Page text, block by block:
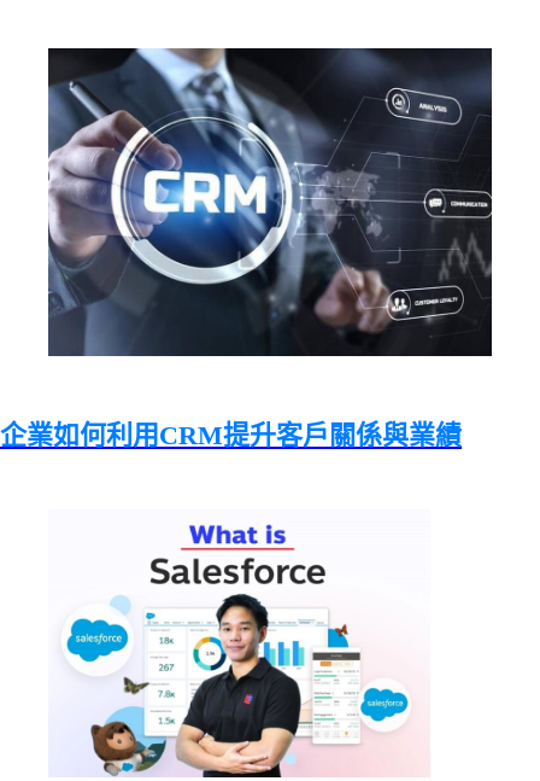
企業如何利用CRM提升客戶關係與業績